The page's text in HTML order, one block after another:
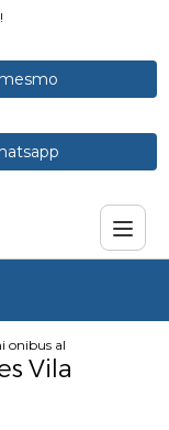
onibus aluguel valores
Vila